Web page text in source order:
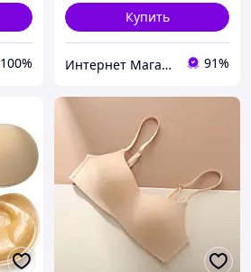
100%
Купить
Интернет Магазин "StepShop" 91%